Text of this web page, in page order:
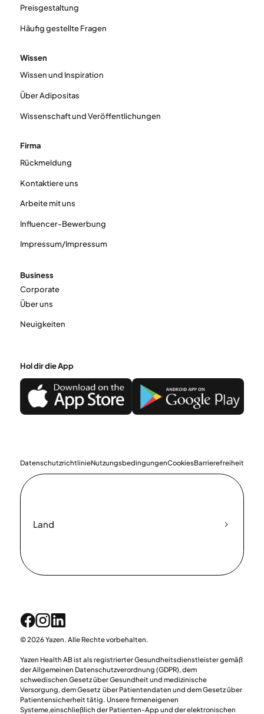
Preisgestaltung
Häufig gestellte Fragen
Wissen
Wissen und Inspiration
Über Adipositas
Wissenschaft und Veröffentlichungen
Firma
Rückmeldung
Kontaktiere uns
Arbeite mit uns
Influencer-Bewerbung
Impressum/Impressum
Business
Corporate
Über uns
Neuigkeiten
Hol dir die App
DatenschutzrichtlinieNutzungsbedingungenCookiesBarrierefreiheit
Land
© 2026 Yazen. Alle Rechte vorbehalten.
Yazen Health AB ist als registrierter Gesundheitsdienstleister gemäß
der Allgemeinen Datenschutzverordnung (GDPR), dem
schwedischen Gesetz über Gesundheit und medizinische
Versorgung, dem Gesetz über Patientendaten und dem Gesetz über
Patientensicherheit tätig. Unsere firmeneigenen
Systeme,einschließlich der Patienten-App und der elektronischen